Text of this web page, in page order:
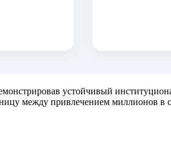
устойчивый
между привлечением миллионов